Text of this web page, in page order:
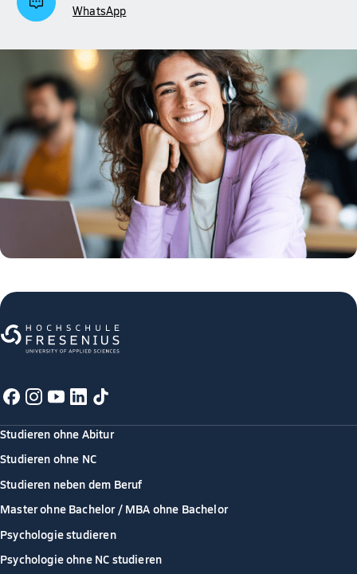
WhatsApp
Studieren ohne Abitur
Studieren ohne NC
Studieren neben dem Beruf
Master ohne Bachelor / MBA ohne Bachelor
Psychologie studieren
Psychologie ohne NC studieren